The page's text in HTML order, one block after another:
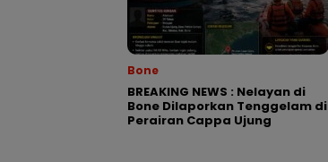
Bone
BREAKING NEWS : Nelayan di
Bone Dilaporkan Tenggelam di
Perairan Cappa Ujung